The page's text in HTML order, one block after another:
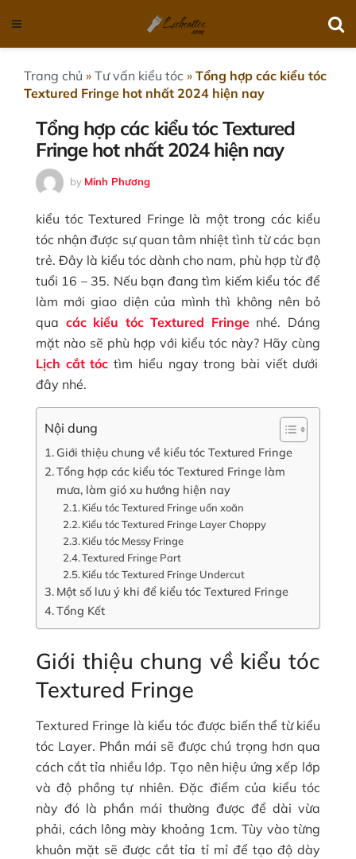
Trang chủ » Tư vấn kiểu tóc » Tổng hợp các kiểu tóc
Textured Fringe hot nhất 2024 hiện nay
Tổng hợp các kiểu tóc Textured
Fringe hot nhất 2024 hiện nay
by Minh Phương
kiểu tóc Textured Fringe là một trong các kiểu
tóc nhận được sự quan tâm nhiệt tình từ các bạn
trẻ. Đây là kiểu tóc dành cho nam, phù hợp từ độ
tuổi 16 – 35. Nếu bạn đang tìm kiếm kiểu tóc để
làm mới giao diện của mình thì không nên bỏ
qua các kiểu tóc Textured Fringenhé. Dáng
mặt nào sẽ phù hợp với kiểu tóc này? Hãy cùng
Lịch cắt tóc tìm hiểu ngay trong bài viết dưới
đây nhé.
Nội dung
Giới thiệu chung về kiểu tóc Textured Fringe
Tổng hợp các kiểu tóc Textured Fringe làm
mưa, làm gió xu hướng hiện nay
Kiểu tóc Textured Fringe uốn xoăn
Kiểu tóc Textured Fringe Layer Choppy
Kiểu tóc Messy Fringe
Textured Fringe Part
Kiểu tóc Textured Fringe Undercut
Một số lưu ý khi để kiểu tóc Textured Fringe
Tổng Kết
Giới thiệu chung về kiểu tóc
Textured Fringe
Textured Fringe là kiểu tóc được biến thể từ kiểu
tóc Layer. Phần mái sẽ được chú trọng hơn qua
cách cắt tỉa nhiều lớp. Tạo nên hiệu ứng xếp lớp
và độ phồng tự nhiên. Đặc điểm của kiểu tóc
này đó là phần mái thường được để dài vừa
phải, cách lông mày khoảng 1cm. Tùy vào từng
khuôn mặt sẽ được cắt tỉa tỉ mỉ để tạo độ dày